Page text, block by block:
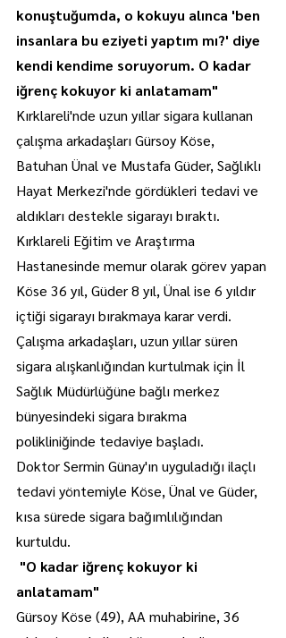
konuştuğumda, o kokuyu alınca 'ben
insanlara bu eziyeti yaptım mı?' diye
kendi kendime soruyorum. O kadar
iğrenç kokuyor ki anlatamam"
Kırklareli'nde uzun yıllar sigara kullanan
çalışma arkadaşları Gürsoy Köse,
Batuhan Ünal ve Mustafa Güder, Sağlıklı
Hayat Merkezi'nde gördükleri tedavi ve
aldıkları destekle sigarayı bıraktı.
Kırklareli Eğitim ve Araştırma
Hastanesinde memur olarak görev yapan
Köse 36 yıl, Güder 8 yıl, Ünal ise 6 yıldır
içtiği sigarayı bırakmaya karar verdi.
Çalışma arkadaşları, uzun yıllar süren
sigara alışkanlığından kurtulmak için İl
Sağlık Müdürlüğüne bağlı merkez
bünyesindeki sigara bırakma
polikliniğinde tedaviye başladı.
Doktor Sermin Günay'ın uyguladığı ilaçlı
tedavi yöntemiyle Köse, Ünal ve Güder,
kısa sürede sigara bağımlılığından
kurtuldu.
"O kadar iğrenç kokuyor ki
anlatamam"
Gürsoy Köse (49), AA muhabirine, 36